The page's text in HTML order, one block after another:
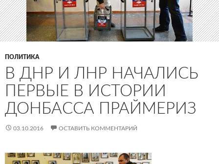
ПОЛИТИКА
В ДНР И ЛНР НАЧАЛИСЬ
ПЕРВЫЕ В ИСТОРИИ
ДОНБАССА ПРАЙМЕРИЗ
03.10.2016 ОСТАВИТЬ КОММЕНТАРИЙ